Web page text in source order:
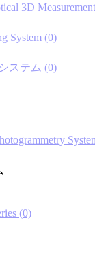
3D
System (0)
ステム (0)
(0)